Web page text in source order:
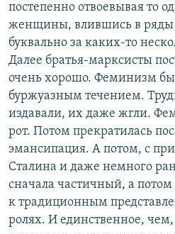
постепенно отвоевывая то
женщины, влившись в ряды
буквально за каких-то
Далее братья-марксисты
очень хорошо. Феминизм
буржуазным течением.
издавали, их даже жгли.
рот. Потом прекратилась
эмансипация. А потом, с
Сталина и даже немного
сначала частичный, а
к традиционным
ролях. И единственное,